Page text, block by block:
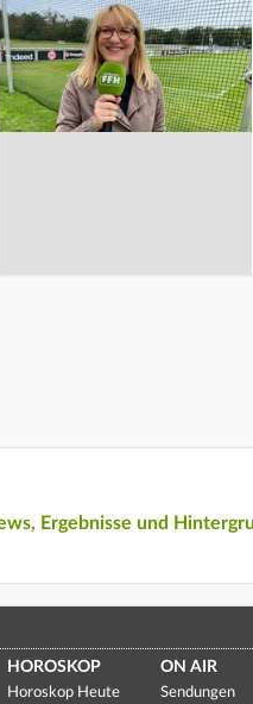
Ergebnisse und
HOROSKOP
Horoskop Heute
ON AIR
Sendungen